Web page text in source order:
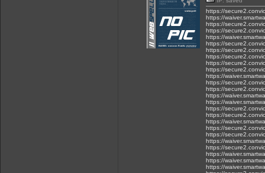
https://
https://
https://
https://
https://
https://
https://
https://
https://
https://
https://
https://
https://
https://
https://
https://
https://
https://
https://
https://
https://
https://
https://
https://
https://